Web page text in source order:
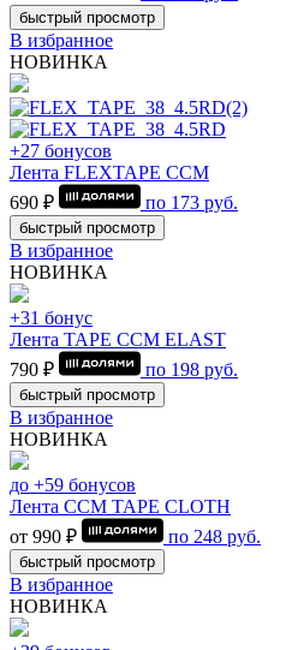
быстрый просмотр
В избранное
НОВИНКА
+27 бонусов
Лента FLEXTAPE CCM
690 ₽
по 173 руб.
быстрый просмотр
В избранное
НОВИНКА
+31 бонус
Лента TAPE CCM ELAST
790 ₽
по 198 руб.
быстрый просмотр
В избранное
НОВИНКА
до +59 бонусов
Лента CCM TAPE CLOTH
от 990 ₽
по 248 руб.
быстрый просмотр
В избранное
НОВИНКА